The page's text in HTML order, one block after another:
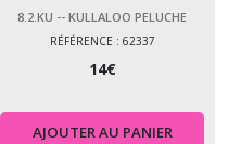
coeurs 62337
8.2.KU -- KULLALOO PELUCHE
RÉFÉRENCE : 62337
14€
AJOUTER AU PANIER